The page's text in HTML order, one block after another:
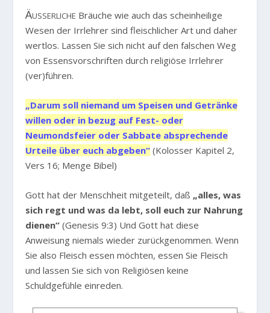
Äusserliche Bräuche wie auch das scheinheilige
Wesen der Irrlehrer sind fleischlicher Art und daher
wertlos. Lassen Sie sich nicht auf den falschen Weg
von Essensvorschriften durch religiöse Irrlehrer
(ver)führen.
„Darum soll niemand um Speisen und Getränke
willen oder in bezug auf Fest- oder
Neumondsfeier oder Sabbate absprechende
Urteile über euch abgeben“ (Kolosser Kapitel 2,
Vers 16; Menge Bibel)
Gott hat der Menschheit mitgeteilt, daß „alles, was
sich regt und was da lebt, soll euch zur Nahrung
dienen“ (Genesis 9:3) Und Gott hat diese
Anweisung niemals wieder zurückgenommen. Wenn
Sie also Fleisch essen möchten, essen Sie Fleisch
und lassen Sie sich von Religiösen keine
Schuldgefühle einreden.